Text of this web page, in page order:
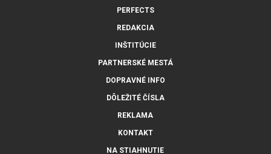
PERFECTS
REDAKCIA
INŠTITÚCIE
PARTNERSKÉ MESTÁ
DOPRAVNÉ INFO
DÔLEŽITÉ ČÍSLA
REKLAMA
KONTAKT
NA STIAHNUTIE